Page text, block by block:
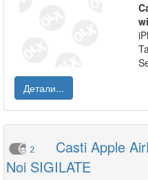
Детали...
2
Casti Apple
Noi SIGILATE